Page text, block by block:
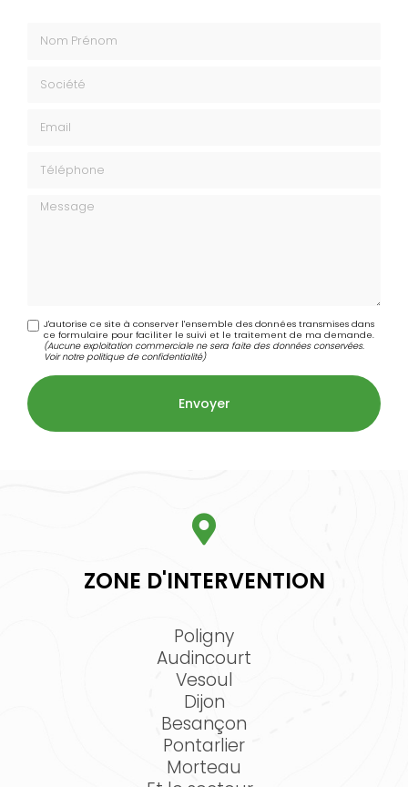
Message
J'autorise ce site à conserver l'ensemble des données transmises dans
ce formulaire pour faciliter le suivi et le traitement de ma demande.
(Aucune exploitation commerciale ne sera faite des données conservées.
Voir notrepolitique de confidentialité)
ZONE D'INTERVENTION
Poligny
Audincourt
Vesoul
Dijon
Besançon
Pontarlier
Morteau